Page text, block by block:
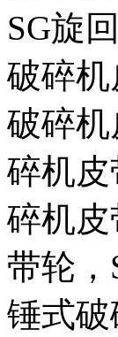
SG旋
破碎
破碎
碎机
碎机
带轮
锤式